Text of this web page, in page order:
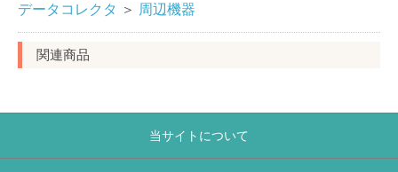
データコレクタ ＞ 周辺機器
関連商品
当サイトについて